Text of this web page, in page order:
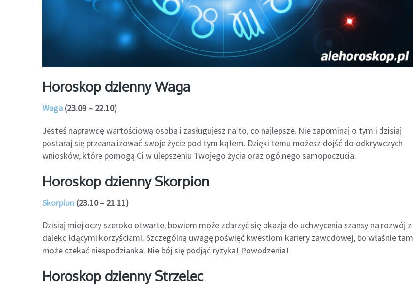
Horoskop dzienny Waga
Waga (23.09 – 22.10)
Jesteś naprawdę wartościową osobą i zasługujesz na to, co najlepsze. Nie zapominaj o tym i dzisiaj
postaraj się przeanalizować swoje życie pod tym kątem. Dzięki temu możesz dojść do odkrywczych
wniosków, które pomogą Ci w ulepszeniu Twojego życia oraz ogólnego samopoczucia.
Horoskop dzienny Skorpion
Skorpion (23.10 – 21.11)
Dzisiaj miej oczy szeroko otwarte, bowiem może zdarzyć się okazja do uchwycenia szansy na rozwój z
daleko idącymi korzyściami. Szczególną uwagę poświęć kwestiom kariery zawodowej, bo właśnie tam
może czekać niespodzianka. Nie bój się podjąć ryzyka! Powodzenia!
Horoskop dzienny Strzelec